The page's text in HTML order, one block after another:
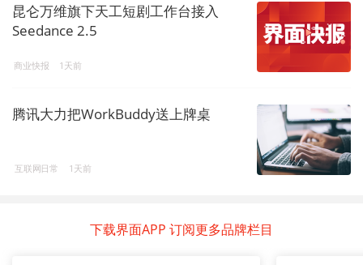
昆仑万维旗下天工短剧工作台接入
Seedance 2.5
商业快报 1天前
腾讯大力把WorkBuddy送上牌桌
互联网日常 1天前
下载界面APP 订阅更多品牌栏目